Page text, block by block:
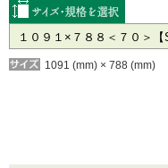
1091 (mm) × 788 (mm)